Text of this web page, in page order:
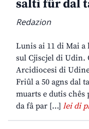
salti fûr dal
Redazion
Lunis ai 11 di Mai a
sul Cjiscjel di Udin.
Arcidiocesi di
Friûl a 50 agns dal
muarts e dutis chês
da fâ par […] lei di